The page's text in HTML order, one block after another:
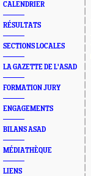
CALENDRIER
RÉSULTATS
SECTIONS LOCALES
LA GAZETTE DE L'ASAD
FORMATION JURY
ENGAGEMENTS
BILANS ASAD
MÉDIATHÈQUE
LIENS